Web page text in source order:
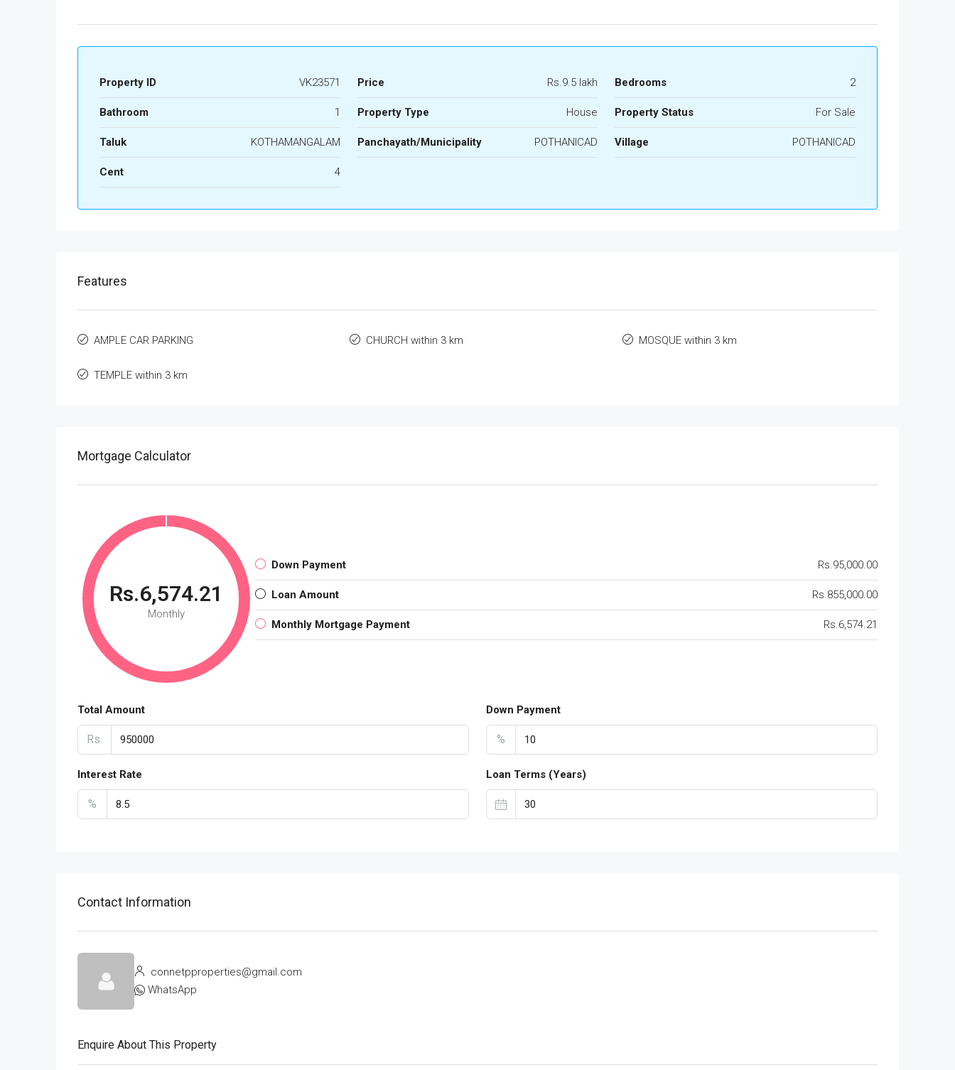
Property ID VK23571 Price Rs.9.5 lakh Bedrooms 2
Bathroom 1 Property Type House Property Status For Sale
Taluk KOTHAMANGALAM Panchayath/Municipality POTHANICAD Village POTHANICAD
Cent 4
Features
AMPLE CAR PARKING CHURCH within 3 km MOSQUE within 3 km
TEMPLE within 3 km
Mortgage Calculator
Rs.6,574.21
Monthly
Down Payment Rs.95,000.00
Loan Amount Rs.855,000.00
Monthly Mortgage Payment Rs.6,574.21
Total Amount
Rs.
Down Payment
%
Interest Rate
%
Loan Terms (Years)
Contact Information
connetpproperties@gmail.com
WhatsApp
Enquire About This Property